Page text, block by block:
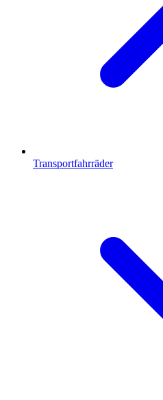
Transportfahrräder